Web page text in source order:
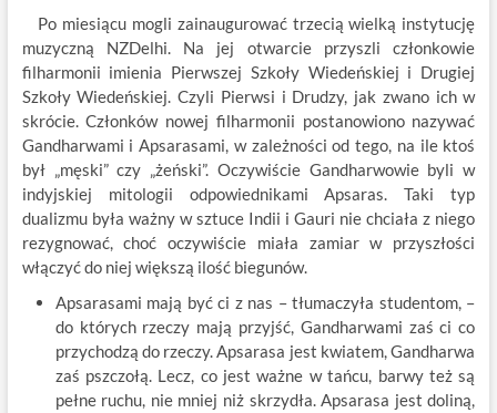
Po miesiącu mogli zainaugurować trzecią wielką instytucję
muzyczną NZDelhi. Na jej otwarcie przyszli członkowie
filharmonii imienia Pierwszej Szkoły Wiedeńskiej i Drugiej
Szkoły Wiedeńskiej. Czyli Pierwsi i Drudzy, jak zwano ich w
skrócie. Członków nowej filharmonii postanowiono nazywać
Gandharwami i Apsarasami, w zależności od tego, na ile ktoś
był „męski” czy „żeński”. Oczywiście Gandharwowie byli w
indyjskiej mitologii odpowiednikami Apsaras. Taki typ
dualizmu była ważny w sztuce Indii i Gauri nie chciała z niego
rezygnować, choć oczywiście miała zamiar w przyszłości
włączyć do niej większą ilość biegunów.
Apsarasami mają być ci z nas – tłumaczyła studentom, –
do których rzeczy mają przyjść, Gandharwami zaś ci co
przychodzą do rzeczy. Apsarasa jest kwiatem, Gandharwa
zaś pszczołą. Lecz, co jest ważne w tańcu, barwy też są
pełne ruchu, nie mniej niż skrzydła. Apsarasa jest doliną,